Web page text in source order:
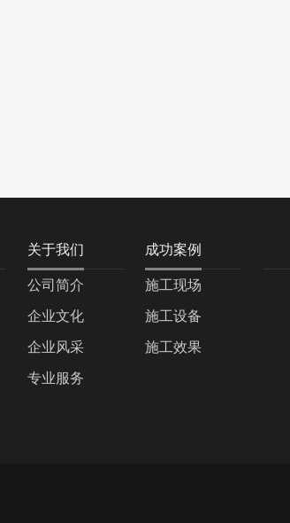
关于我们
公司简介
企业文化
企业风采
专业服务
成功案例
施工现场
施工设备
施工效果